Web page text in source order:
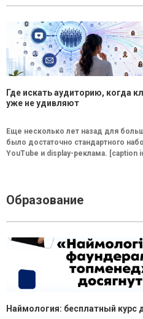
Где искать аудиторию, когда
уже не удивляют
Еще несколько лет назад для
было достаточно стандартного
YouTube и display-реклама. [caption
Образование
Наймология: бесплатный курс